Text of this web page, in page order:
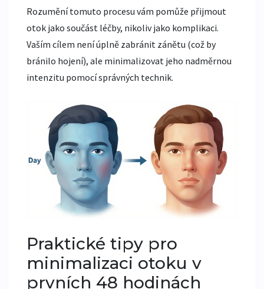
Rozumění tomuto procesu vám pomůže přijmout
otok jako součást léčby, nikoliv jako komplikaci.
Vaším cílem není úplně zabránit zánětu (což by
bránilo hojení), ale minimalizovat jeho nadměrnou
intenzitu pomocí správných technik.
Praktické tipy pro
minimalizaci otoku v
prvních 48 hodinách